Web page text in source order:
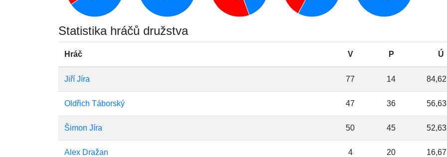
Statistika hráčů družstva
Hráč V P Ú
Jiří Jíra 77 14
Oldřich Táborský 47 36
Šimon Jíra 50 45
Alex Dražan 4 20